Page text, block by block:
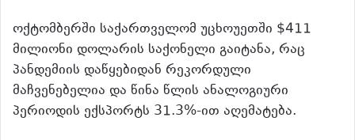
ოქტომბერში საქართველომ უცხოუეთში $411
მილიონი დოლარის საქონელი გაიტანა, რაც
პანდემიის დაწყებიდან რეკორდული
მაჩვენებელია და წინა წლის ანალოგიური
პერიოდის ექსპორტს 31.3%-ით აღემატება.